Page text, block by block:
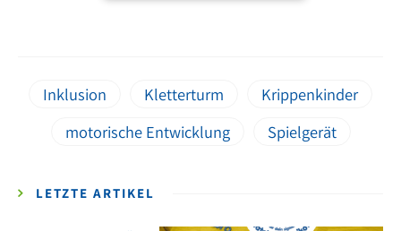
Inklusion Kletterturm
Krippenkinder
motorische Entwicklung
Spielgerät
LETZTE ARTIKEL